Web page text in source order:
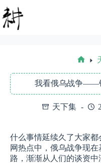
至
内
我看俄乌战争——
天下集
什么事情延续久了大家
网热点中，俄乌战争现
路，渐渐从人们的谈资中